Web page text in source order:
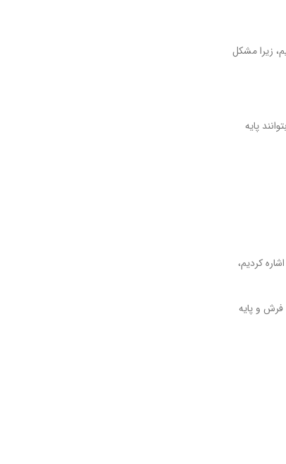
زیرا مشکل
پایه
کردیم،
فرش و پایه